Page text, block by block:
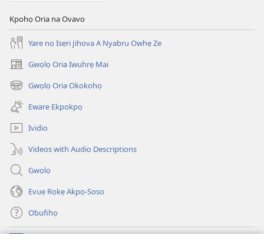
Kpohọ Oria na Ovavo
Yare nọ Isẹri Jihova A Nyabru Owhẹ Ze
Gwọlọ Oria Iwuhrẹ Mai
(opens
new
window)
Gwọlọ Oria Okokohọ
(opens
new
window)
Eware Ekpokpọ
Ividio
Videos with Audio Descriptions
Gwọlọ
Evuẹ Rọkẹ Akpọ-Soso
Obufihọ